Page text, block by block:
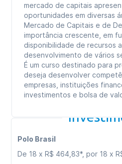
mercado de capitais
oportunidades em diversas
Mercado de Capitais e de
importância crescente, em
disponibilidade de recursos
desenvolvimento de vários
É um curso destinado para
deseja desenvolver
empresas, instituições
investimentos e bolsa de
Polo Brasil
De 18 x R$ 464,83*, por 18 x